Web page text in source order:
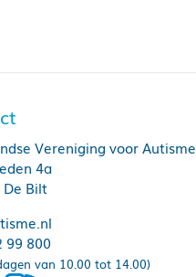
Vereniging voor Autisme
4a
De Bilt
99 800
van 10.00 tot 14.00)